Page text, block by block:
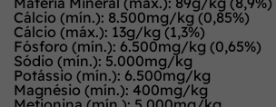
Cálcio (mín.): 8.500mg/kg (0,85%)
Cálcio (máx.): 13g/kg (1,3%)
Fósforo (mín.): 6.500mg/kg (0,65%)
Sódio (mín.): 5.000mg/kg
Potássio (mín.): 6.500mg/kg
Magnésio (mín.): 400mg/kg